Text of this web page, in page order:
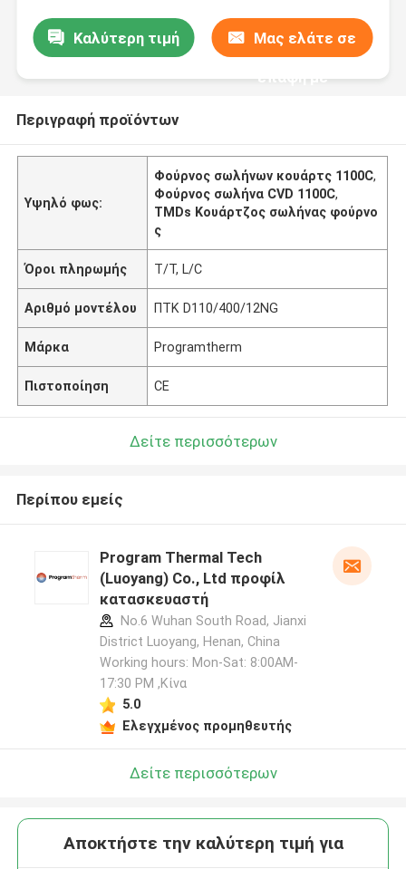
Καλύτερη τιμή Μας ελάτε σε
επαφή με
Περιγραφή προϊόντων
Υψηλό φως:
Φούρνος σωλήνων κουάρτς 1100C,
Φούρνος σωλήνα CVD 1100C,
TMDs Κουάρτζος σωλήνας φούρνο
ς
Όροι πληρωμής T/T, L/C
Αριθμό μοντέλου ΠΤΚ D110/400/12NG
Μάρκα Programtherm
Πιστοποίηση CE
Δείτε περισσότερων
Περίπου εμείς
Program Thermal Tech
(Luoyang) Co., Ltd προφίλ
κατασκευαστή
No.6 Wuhan South Road, Jianxi
District Luoyang, Henan, China
Working hours: Mon-Sat: 8:00AM-
17:30 PM ,Κίνα
5.0
Ελεγχμένος προμηθευτής
Δείτε περισσότερων
Αποκτήστε την καλύτερη τιμή για